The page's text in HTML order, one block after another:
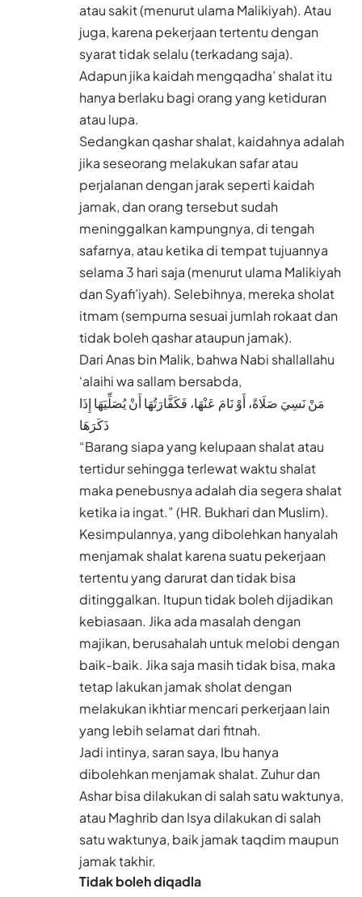
atau sakit (menurut ulama Malikiyah). Atau
juga, karena pekerjaan tertentu dengan
syarat tidak selalu (terkadang saja).
Adapun jika kaidah mengqadha’ shalat itu
hanya berlaku bagi orang yang ketiduran
atau lupa.
Sedangkan qashar shalat, kaidahnya adalah
jika seseorang melakukan safar atau
perjalanan dengan jarak seperti kaidah
jamak, dan orang tersebut sudah
meninggalkan kampungnya, di tengah
safarnya, atau ketika di tempat tujuannya
selama 3 hari saja (menurut ulama Malikiyah
dan Syafi’iyah). Selebihnya, mereka sholat
itmam (sempurna sesuai jumlah rokaat dan
tidak boleh qashar ataupun jamak).
Dari Anas bin Malik, bahwa Nabi shallallahu
‘alaihi wa sallam bersabda,
مَنْ نَسِيَ صَلَاةً، أَوْ نَامَ عَنْهَا، فَكَفَّارَتُهَا أَنْ يُصَلِّيَهَا إِذَا
ذَكَرَهَا
“Barang siapa yang kelupaan shalat atau
tertidur sehingga terlewat waktu shalat
maka penebusnya adalah dia segera shalat
ketika ia ingat.” (HR. Bukhari dan Muslim).
Kesimpulannya, yang dibolehkan hanyalah
menjamak shalat karena suatu pekerjaan
tertentu yang darurat dan tidak bisa
ditinggalkan. Itupun tidak boleh dijadikan
kebiasaan. Jika ada masalah dengan
majikan, berusahalah untuk melobi dengan
baik-baik. Jika saja masih tidak bisa, maka
tetap lakukan jamak sholat dengan
melakukan ikhtiar mencari perkerjaan lain
yang lebih selamat dari fitnah.
Jadi intinya, saran saya, Ibu hanya
dibolehkan menjamak shalat. Zuhur dan
Ashar bisa dilakukan di salah satu waktunya,
atau Maghrib dan Isya dilakukan di salah
satu waktunya, baik jamak taqdim maupun
jamak takhir.
Tidak boleh diqadla